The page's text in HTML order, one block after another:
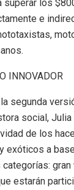
superar los
e
INNOVADOR
segunda
social, Julia
de los
exóticos a
gran
estarán